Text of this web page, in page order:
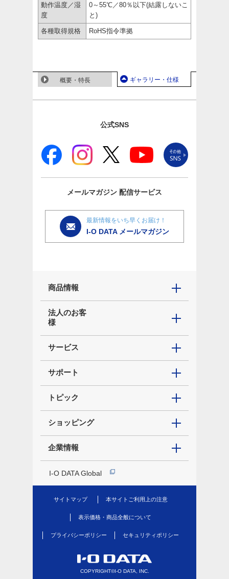
動作温度／湿
度
0～55℃／80％以下(結露しないこ
と)
各種取得規格 RoHS指令準拠
概要・特長 ギャラリー・仕様
公式SNS
メールマガジン 配信サービス
最新情報をいち早くお届け！
I-O DATA メールマガジン
商品情報
法人のお客
様
サービス
サポート
トピック
ショッピング
企業情報
I-O DATA Global
サイトマップ 本サイトご利用上の注意
表示価格・商品全般について
プライバシーポリシー セキュリティポリシー
COPYRIGHT©I-O DATA, INC.